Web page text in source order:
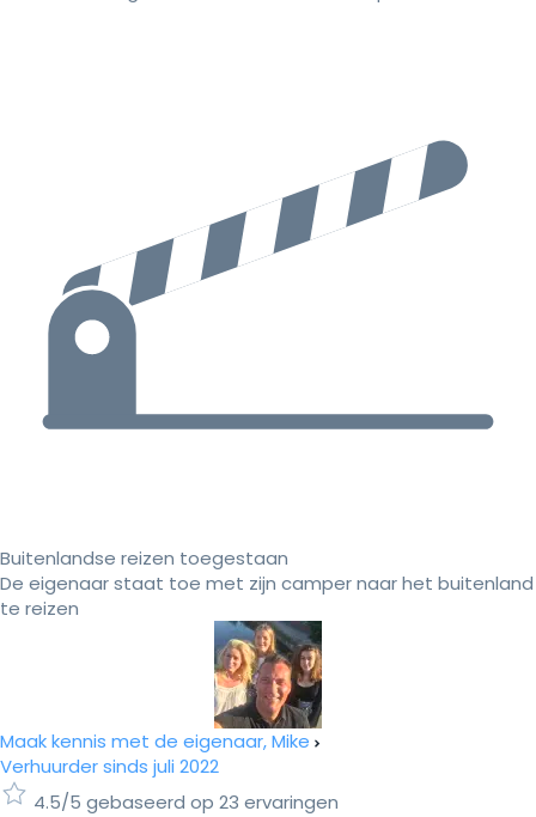
Buitenlandse reizen toegestaan
De eigenaar staat toe met zijn camper naar het buitenland
te reizen
Maak kennis met de eigenaar, Mike
Verhuurder sinds juli 2022
4.5/5 gebaseerd op 23 ervaringen